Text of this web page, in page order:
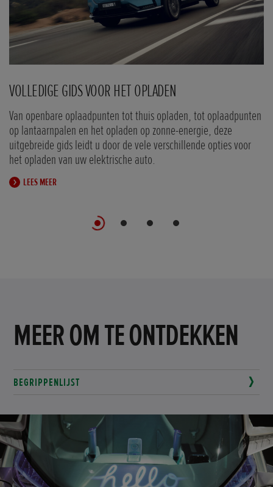
VOLLEDIGE GIDS VOOR HET OPLADEN
Van openbare oplaadpunten tot thuis opladen, tot oplaadpunten
op lantaarnpalen en het opladen op zonne-energie, deze
uitgebreide gids leidt u door de vele verschillende opties voor
het opladen van uw elektrische auto.
LEES MEER
MEER OM TE ONTDEKKEN
BEGRIPPENLIJST